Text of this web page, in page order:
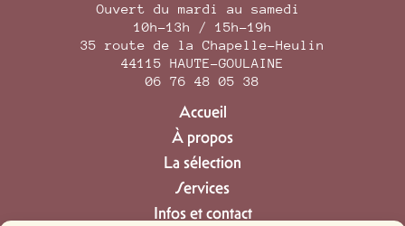
Ouvert du mardi au samedi
10h–13h / 15h–19h
35 route de la Chapelle-Heulin
44115 HAUTE-GOULAINE
06 76 48 05 38
Accueil
À propos
La sélection
Services
Infos et contact